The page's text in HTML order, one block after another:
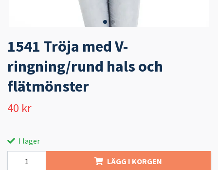
1541 Tröja med V-
ringning/rund hals och
flätmönster
40 kr
I lager
LÄGG I KORGEN